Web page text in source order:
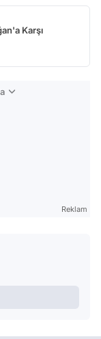
Karşı
Reklam